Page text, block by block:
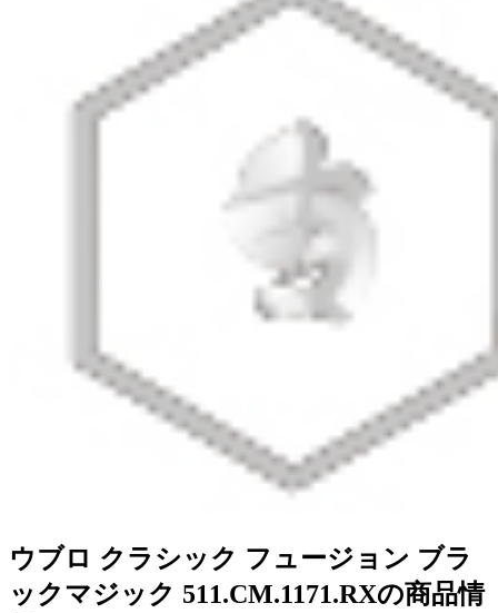
ウブロ クラシック フュージョン ブラ
ックマジック 511.CM.1171.RXの商品情